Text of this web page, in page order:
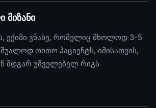
მიზანი
ექიმი ვნახე, რომელიც მხოლოდ 3-5
თითო პაციენტს, იმისათვის,
მდგარ უშველებელ რიგს